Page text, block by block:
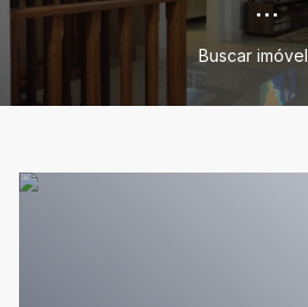
...
Buscar imóvel